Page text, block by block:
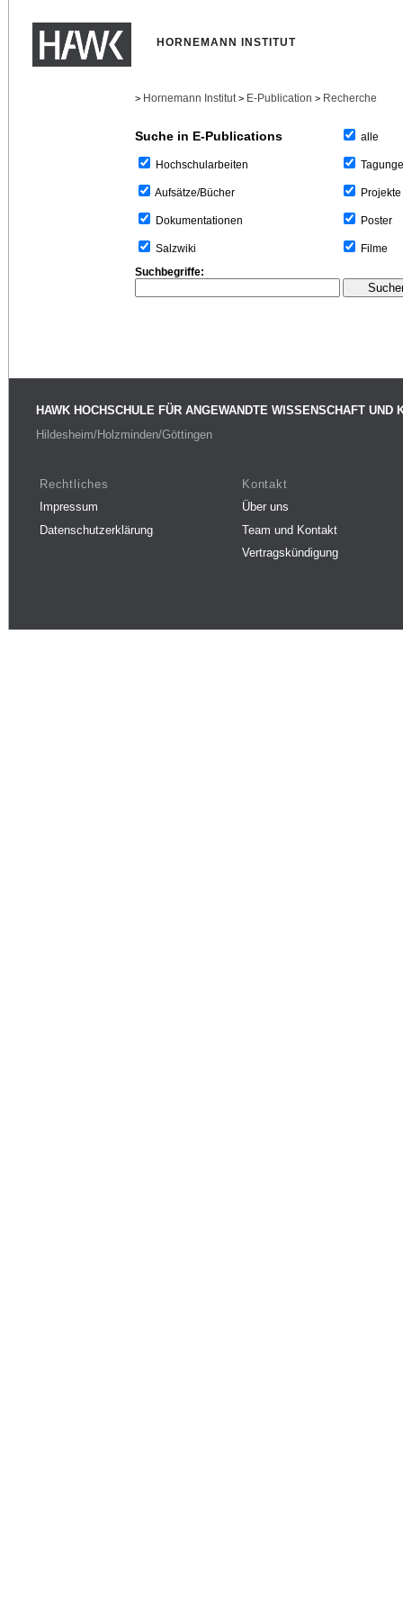
HORNEMANN INSTITUT
> Hornemann Institut > E-Publication > Recherche
Suche in E-Publications
Hochschularbeiten
Aufsätze/Bücher
Dokumentationen
Salzwiki
alle
Projekte
Poster
Filme
Suchbegriffe:
HAWK HOCHSCHULE FÜR ANGEWANDTE WISSENSCHAFT UND
Hildesheim/Holzminden/Göttingen
Rechtliches
Impressum
Datenschutzerklärung
Kontakt
Über uns
Team und Kontakt
Vertragskündigung